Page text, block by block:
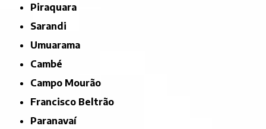
Piraquara
Sarandi
Umuarama
Cambé
Campo Mourão
Francisco Beltrão
Paranavaí